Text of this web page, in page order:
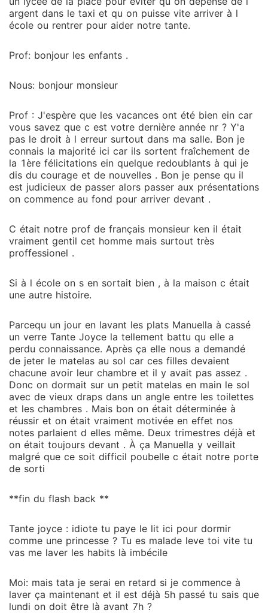
argent dans le taxi et qu on puisse vite arriver à l
école ou rentrer pour aider notre tante.
Prof: bonjour les enfants .
Nous: bonjour monsieur
Prof : J'espère que les vacances ont été bien ein car
vous savez que c est votre dernière année nr ? Y'a
pas le droit à l erreur surtout dans ma salle. Bon je
connais la majorité ici car ils sortent fraîchement de
la 1ère félicitations ein quelque redoublants à qui je
dis du courage et de nouvelles . Bon je pense qu il
est judicieux de passer alors passer aux présentations
on commence au fond pour arriver devant .
C était notre prof de français monsieur ken il était
vraiment gentil cet homme mais surtout très
proffessionel .
Si à l école on s en sortait bien , à la maison c était
une autre histoire.
Parcequ un jour en lavant les plats Manuella à cassé
un verre Tante Joyce la tellement battu qu elle a
perdu connaissance. Après ça elle nous a demandé
de jeter le matelas au sol car ces filles devaient
chacune avoir leur chambre et il y avait pas assez .
Donc on dormait sur un petit matelas en main le sol
avec de vieux draps dans un angle entre les toilettes
et les chambres . Mais bon on était déterminée à
réussir et on était vraiment motivée en effet nos
notes parlaient d elles même. Deux trimestres déjà et
on était toujours devant . À ça Manuella y veillait
malgré que ce soit difficil poubelle c était notre porte
de sorti
**fin du flash back **
Tante joyce : idiote tu paye le lit ici pour dormir
comme une princesse ? Tu es malade leve toi vite tu
vas me laver les habits là imbécile
Moi: mais tata je serai en retard si je commence à
laver ça maintenant et il est déjà 5h passé tu sais que
lundi on doit être là avant 7h ?